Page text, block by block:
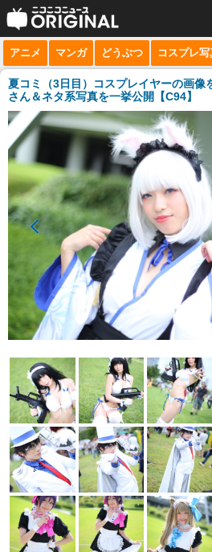
サービス一覧
niconico
動画
生放送
ニュース
チャンネル
マンガ
ニコニコQ
アニメ マンガ どうぶつ コスプレ写
夏コミ（3日目）コスプレイヤーの画像
さん＆ネタ系写真を一挙公開【C94】